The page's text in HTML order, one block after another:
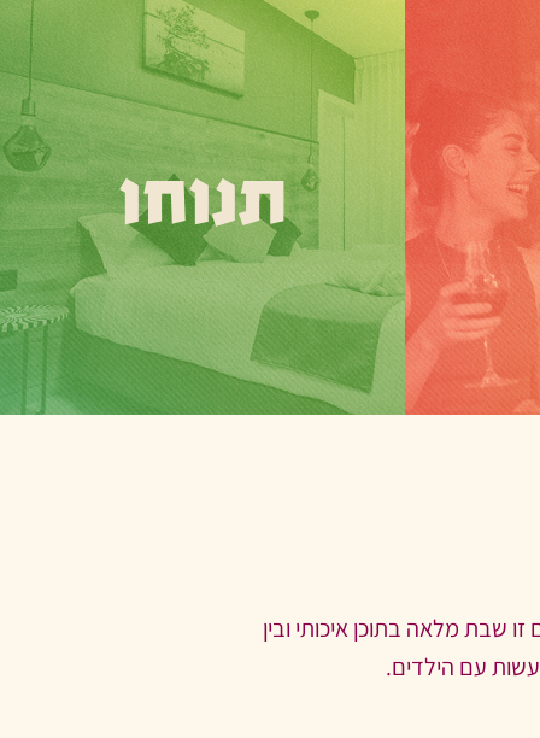
של חיי
מוזמנים
של שעות
תנוחו
תמצאו בבאר שבע אופציות לינה מגוונות
ומפתיעות, ממלונות בוטיק עות’מאניים ועד
ריאד מרוקאי לתפארת. מוזמנים לקפוץ
ללשונית תישארו לישון
שבת מלאה בתוכן איכותי ובין
עם הילדים.